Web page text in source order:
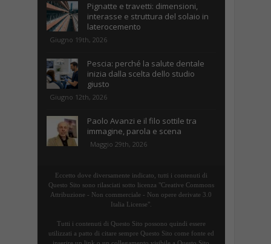
Pignatte e travetti: dimensioni,
interasse e struttura del solaio in
laterocemento
Giugno 19th, 2026
Pescia: perché la salute dentale
inizia dalla scelta dello studio
giusto
Giugno 12th, 2026
Paolo Avanzi e il filo sottile tra
immagine, parola e scena
Maggio 29th, 2026
Eccetto dove diversamente indicato, tutti i contenuti di
Questo Sito sono rilasciati sotto licenza "Creative Commons
Attribuzione - Non commerciale - Non opere derivate 3.0
Italia License".
Tutti i contenuti di Questo Sito possono quindi essere
utilizzati a patto di citare sempre Questo Sito come fonte ed